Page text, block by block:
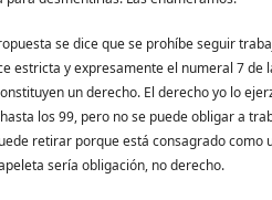
se dice que se prohíbe seguir
estricta y expresamente el numeral 7 de
un derecho. El derecho yo lo
los 99, pero no se puede obligar a
retirar porque está consagrado como
sería obligación, no derecho.